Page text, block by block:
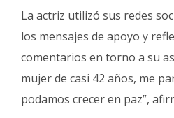
Cultura
Tecnología
Gastronomía
Salud
La actriz utilizó sus redes
los mensajes de apoyo y
comentarios en torno a su
mujer de casi 42 años, me
podamos crecer en paz”,